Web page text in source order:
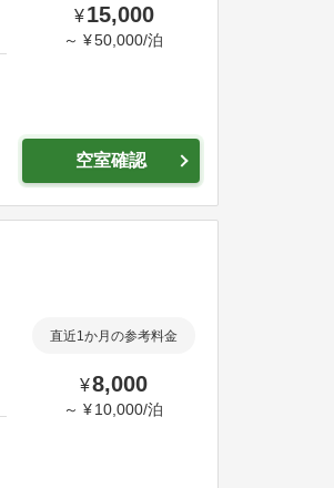
¥ 15,000
～ ¥50,000/泊
空室確認
直近1か月の参考料金
¥8,000
～ ¥ 10,000/泊